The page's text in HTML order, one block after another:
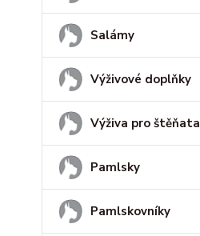
Salámy
Výživové doplňky
Výživa pro štěňata
Pamlsky
Pamlskovníky